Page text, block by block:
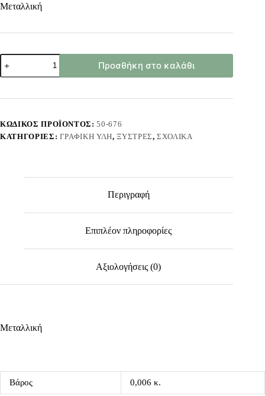
Μεταλλική
Ξύστρα
Μεταλλική
Απλή
70696
Προσθήκη στο καλάθι
ΚΩΔΙΚΌΣ ΠΡΟΪΌΝΤΟΣ:50-676
ΚΑΤΗΓΟΡΊΕΣ: ΓΡΑΦΙΚΉ ΎΛΗ,ΞΎΣΤΡΕΣ,ΣΧΟΛΙΚΆ
Περιγραφή
Επιπλέον πληροφορίες
Αξιολογήσεις (0)
Μεταλλική
Βάρος 0,006 κ.